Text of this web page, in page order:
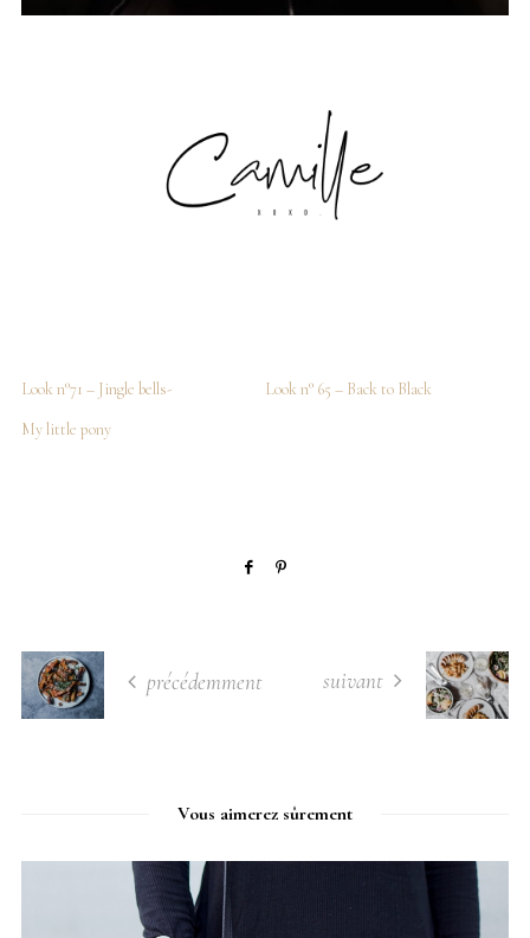
Look n°71 – Jingle bells-
Look n° 65 – Back to Black
My little pony
précédemment suivant
Vous aimerez sûrement